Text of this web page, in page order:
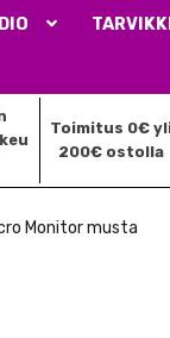
Toimitus 0€
200€ ostolla
Monitor musta